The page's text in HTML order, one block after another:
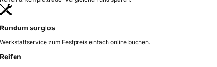
Rundum sorglos
Werkstattservice zum Festpreis einfach online buchen.
Reifen